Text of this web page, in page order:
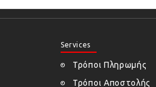
Services
Τρόποι Πληρωμής
Τρόποι Αποστολής